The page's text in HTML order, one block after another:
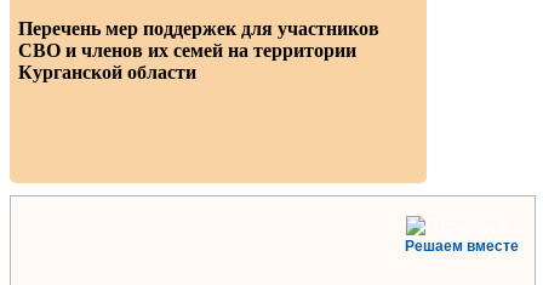
Перечень мер поддержек для участников
СВО и членов их семей на территории
Курганской области
Решаем вместе